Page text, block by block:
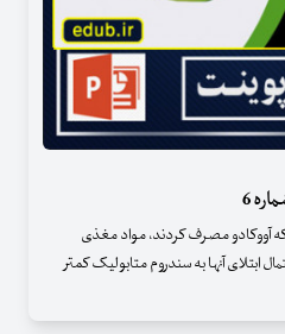
6
آووکادو مصرف کردند، مواد مغذی
ابتلای آنها به سندروم متابولیک کمتر